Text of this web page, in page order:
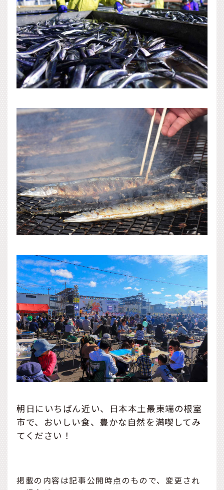
朝日にいちばん近い、日本本土最東端の根室
市で、おいしい食、豊かな自然を満喫してみ
てください！
掲載の内容は記事公開時点のもので、変更され